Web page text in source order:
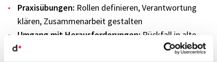
Praxis­übun­gen: Rollen defi­nie­ren, Verant­wor­tung
klären, Zusam­men­ar­beit gestal­ten
Umgang mit Heraus­for­de­run­gen: Rück­fall in alte
Muster vermei­den, Span­nun­gen anspre­chen, Gover­